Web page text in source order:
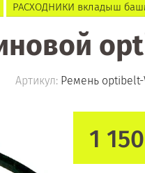
РАСХОДНИКИ вкладыш
Артикул: Ремень optibelt-
1 150